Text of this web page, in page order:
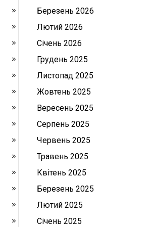
Березень 2026
Лютий 2026
Січень 2026
Грудень 2025
Листопад 2025
Жовтень 2025
Вересень 2025
Серпень 2025
Червень 2025
Травень 2025
Квітень 2025
Березень 2025
Лютий 2025
Січень 2025